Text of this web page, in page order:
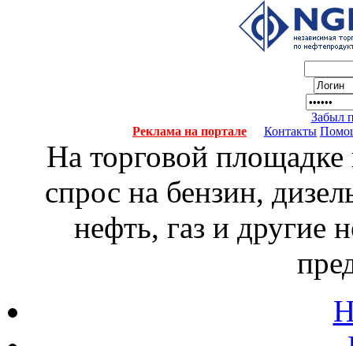
Забыл
Реклама на портале
Контакты
На торговой
спрос на бензин,
нефть, газ и другие